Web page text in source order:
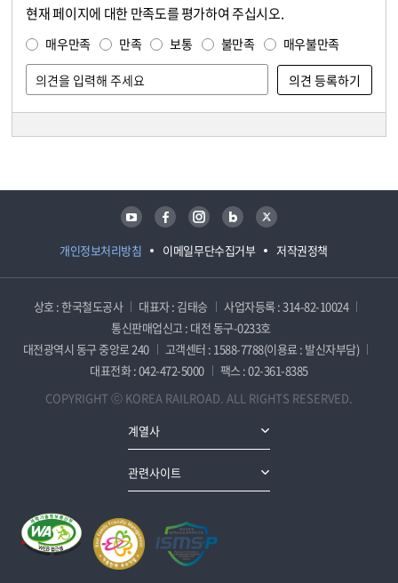
현재 페이지에 대한 만족도를 평가하여 주십시오.
매우만족 만족 보통 불만족 매우불만족
개인정보처리방침 이메일무단수집거부 저작권정책
유튜브 페이스북 인스타그램 블로그 트위터
상호 : 한국철도공사 대표자 : 김태승
사업자등록 : 314-82-10024
통신판매업신고 : 대전 동구-0233호
대전광역시 동구 중앙로 240
고객센터 : 1588-7788(이용료 : 발신자부담)
대표전화 : 042-472-5000
팩스 : 02-361-8385
COPYRIGHT ⓒ KOREA RAILROAD. ALL RIGHTS RESERVED.
계열사
관련사이트